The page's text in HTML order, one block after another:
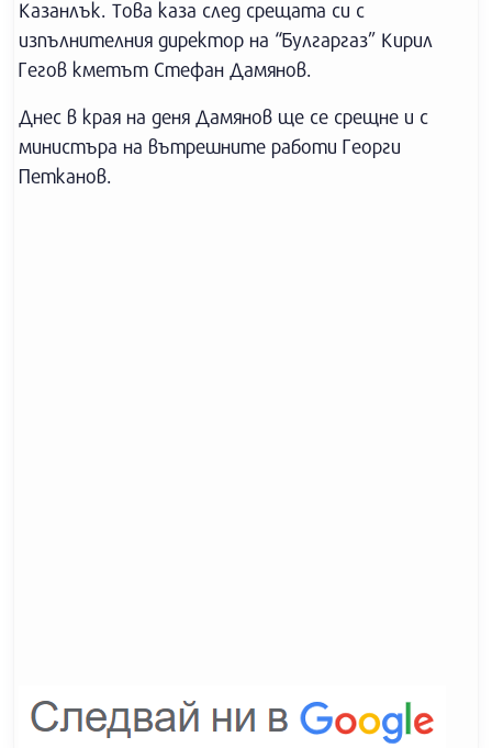
Казанлък. Това каза след срещата си с
изпълнителния директор на “Булгаргаз” Кирил
Гегов кметът Стефан Дамянов.
Днес в края на деня Дамянов ще се срещне и с
министъра на вътрешните работи Георги
Петканов.